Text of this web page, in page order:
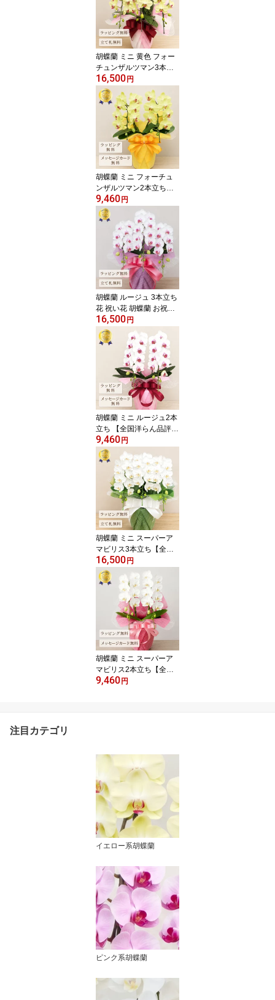
胡蝶蘭 ミニ 黄色 フォー
チュンザルツマン3本立
ち 祝い花 胡蝶蘭 お祝い
【全国洋らん品評会金賞
受賞胡蝶蘭】 お供え 花
蘭 ミディ ギフト イエロ
ー プレゼント 鉢植え 母
の日 開店祝い 退職祝い
開業祝い 長寿祝い 還暦
古希 喜寿 傘寿 米寿 卒寿
白寿 百寿 敬老の日 2026
16,500 円
胡蝶蘭 ミニ フォーチュ
ンザルツマン2本立ち
【全国洋らん品評会金賞
受賞胡蝶蘭】蘭 祝い花
胡蝶蘭 お祝い ミディ花
ギフト 黄色 イエロー 祝
い花 母の日 プレゼント
鉢植え 開店祝い 退職祝
い 開業祝い 還暦 緑寿 古
希 喜寿 傘寿 米寿 卒寿 白
寿 百寿 長寿祝い 敬老の
日
9,460 円
胡蝶蘭 ルージュ 3本立ち
花 祝い花 胡蝶蘭 お祝い
ミニ ギフト 蘭 祝い花 ミ
ディ 陶器 鉢植え 紅白 白
プレゼント 母の日 開店
祝い 退職祝い 開業祝い
還暦 緑寿 古希 喜寿 傘寿
米寿 卒寿 白寿 百寿 長寿
敬老の日 送料無料 2026
16,500 円
胡蝶蘭 ミニ ルージュ2本
立ち 【全国洋らん品評会
金賞受賞胡蝶蘭】 蘭 祝
い花 ミディ花 ギフト 紅
白 白 お祝い プレゼント
胡蝶蘭 祝い花 鉢植え 母
の日 敬老の日 開店祝い
退職祝い 開業祝い 還暦
緑寿 古希 喜寿 傘寿 米寿
卒寿 白寿 百寿 長寿祝い
送料無料 2026
9,460 円
胡蝶蘭 ミニ スーパーア
マビリス3本立ち【全国
洋らん品評会金賞受賞胡
蝶蘭】 祝い花 蘭 ミディ
花 ギフト プレゼント 鉢
植え 白 お祝い 母の日 お
祝い 開店祝い 開業祝い
還暦 緑寿 古希 喜寿 傘寿
米寿 卒寿 白寿 百寿 長寿
祝い 敬老の日 2026
16,500 円
胡蝶蘭 ミニ スーパーア
マビリス2本立ち【全国
洋らん品評会金賞受賞胡
寿 米寿 卒寿 白寿 百寿 長
寿祝い 送料無料 2026
9,460 円
注目カテゴリ
イエロー系胡蝶蘭
ピンク系胡蝶蘭